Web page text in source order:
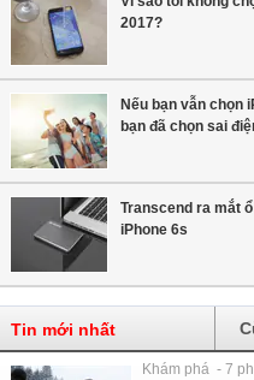
2017?
Nếu bạn vẫn chọn
bạn đã chọn sai
Transcend ra mắt
iPhone 6s
Tin mới nhất
Khám phá - 7